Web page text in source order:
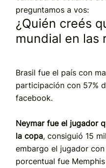
preguntamos a vos:
¿Quién creés
mundial en las
Brasil fue el país con
participación con 57%
facebook.
Neymar fue el jugador
la copa, consiguió 15
embargo el jugador
porcentual fue